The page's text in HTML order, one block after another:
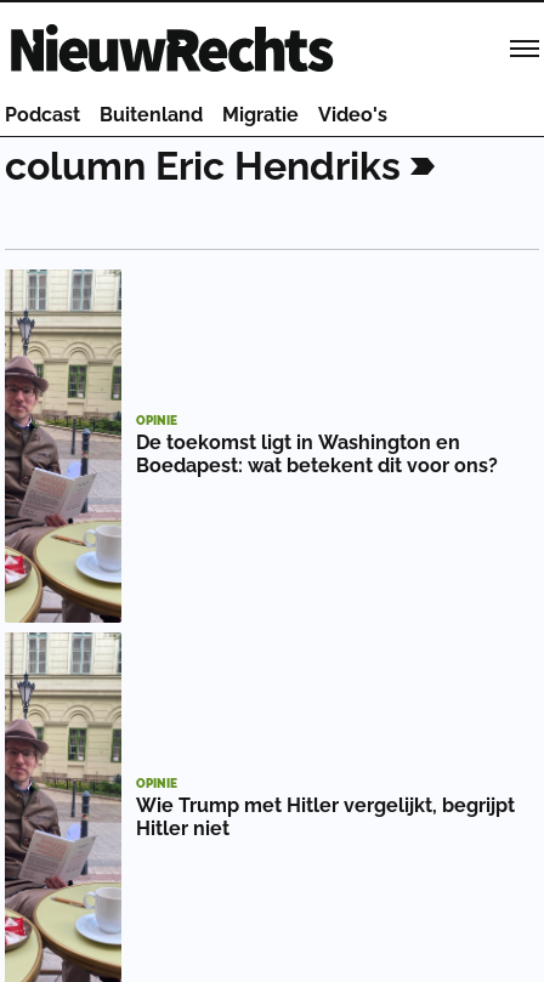
Homepage van NieuwRechts
Podcast Buitenland Migratie Video's
column Eric Hendriks
OPINIE
De toekomst ligt in Washington en
Boedapest: wat betekent dit voor ons?
OPINIE
Wie Trump met Hitler vergelijkt, begrijpt
Hitler niet